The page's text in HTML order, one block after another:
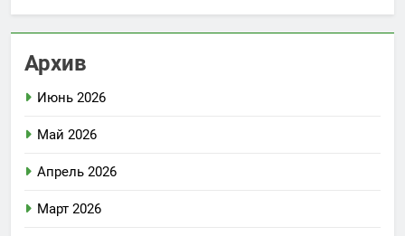
Архив
Июнь 2026
Май 2026
Апрель 2026
Март 2026